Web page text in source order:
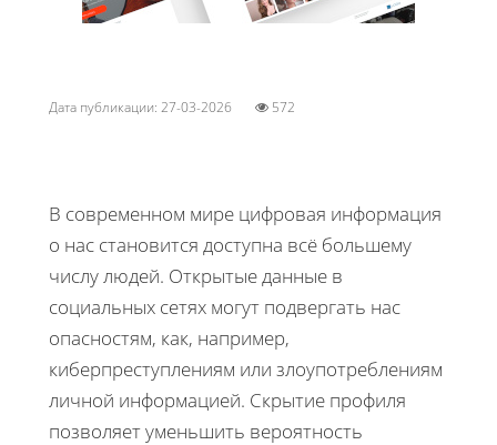
Дата публикации: 27-03-2026 572
В современном мире цифровая информация
о нас становится доступна всё большему
числу людей. Открытые данные в
социальных сетях могут подвергать нас
опасностям, как, например,
киберпреступлениям или злоупотреблениям
личной информацией. Скрытие профиля
позволяет уменьшить вероятность